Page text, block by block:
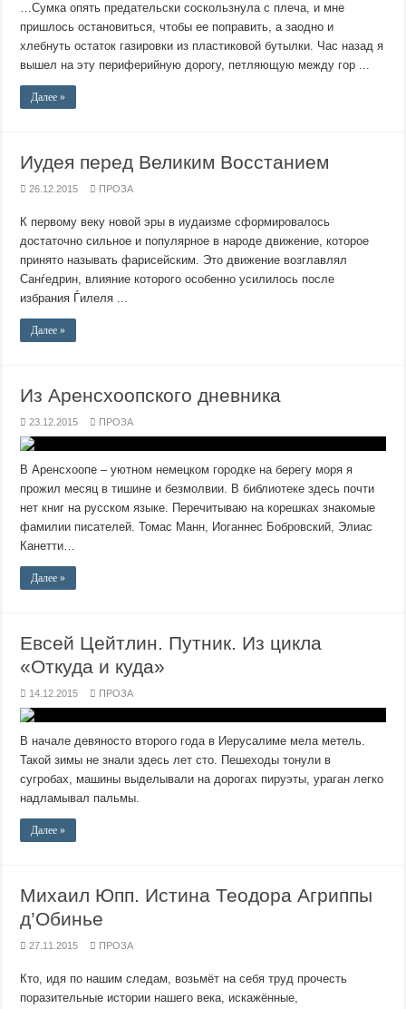
…Сумка опять предательски соскользнула с плеча, и мне
пришлось остановиться, чтобы ее поправить, а заодно и
хлебнуть остаток газировки из пластиковой бутылки. Час назад я
вышел на эту периферийную дорогу, петляющую между гор ...
Далее »
Иудея перед Великим Восстанием
26.12.2015 ПРОЗА
К первому веку новой эры в иудаизме сформировалось
достаточно сильное и популярное в народе движение, которое
принято называть фарисейским. Это движение возглавлял
Санѓедрин, влияние которого особенно усилилось после
избрания Ѓилеля ...
Далее »
Из Аренсхоопского дневника
23.12.2015 ПРОЗА
В Аренсхоопе – уютном немецком городке на берегу моря я
прожил месяц в тишине и безмолвии. В библиотеке здесь почти
нет книг на русском языке. Перечитываю на корешках знакомые
фамилии писателей. Томас Манн, Иоганнес Бобровский, Элиас
Канетти…
Далее »
Евсей Цейтлин. Путник. Из цикла
«Откуда и куда»
14.12.2015 ПРОЗА
В начале девяносто второго года в Иерусалиме мела метель.
Такой зимы не знали здесь лет сто. Пешеходы тонули в
сугробах, машины выделывали на дорогах пируэты, ураган легко
надламывал пальмы.
Далее »
Михаил Юпп. Истина Теодора Агриппы
д’Обинье
27.11.2015 ПРОЗА
Кто, идя по нашим следам, возьмёт на себя труд прочесть
поразительные истории нашего века, искажённые,